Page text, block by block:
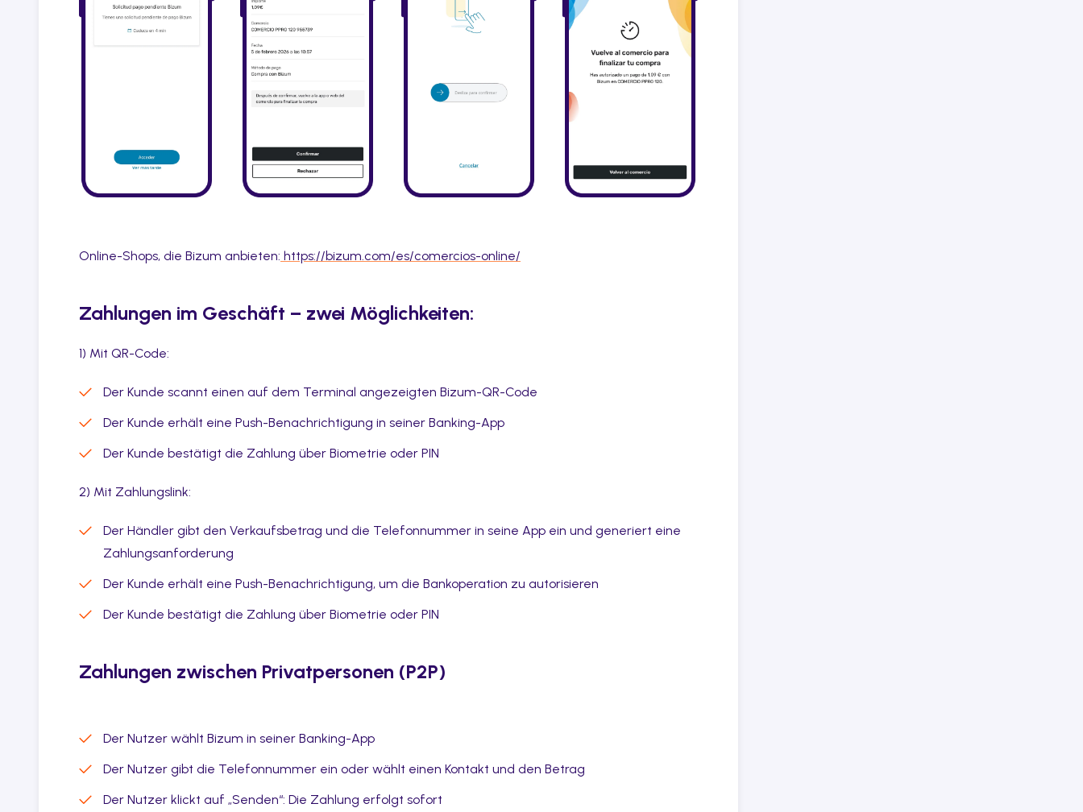
Online-Shops, die Bizum anbieten: https://bizum.com/es/comercios-online/
Zahlungen im Geschäft – zwei Möglichkeiten:
1) Mit QR-Code:
Der Kunde scannt einen auf dem Terminal angezeigten Bizum-QR-Code
Der Kunde erhält eine Push-Benachrichtigung in seiner Banking-App
Der Kunde bestätigt die Zahlung über Biometrie oder PIN
2) Mit Zahlungslink:
Der Händler gibt den Verkaufsbetrag und die Telefonnummer in seine App ein und generiert eine
Zahlungsanforderung
Der Kunde erhält eine Push-Benachrichtigung, um die Bankoperation zu autorisieren
Der Kunde bestätigt die Zahlung über Biometrie oder PIN
Zahlungen zwischen Privatpersonen (P2P)
Der Nutzer wählt Bizum in seiner Banking-App
Der Nutzer gibt die Telefonnummer ein oder wählt einen Kontakt und den Betrag
Der Nutzer klickt auf „Senden“: Die Zahlung erfolgt sofort